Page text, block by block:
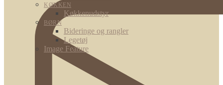
KØKKEN
Køkkenudstyr
BØRN
Bideringe og rangler
Legetøj
Image Feature